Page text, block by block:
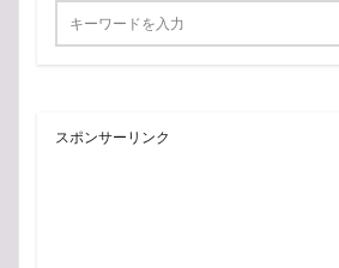
スポンサーリンク